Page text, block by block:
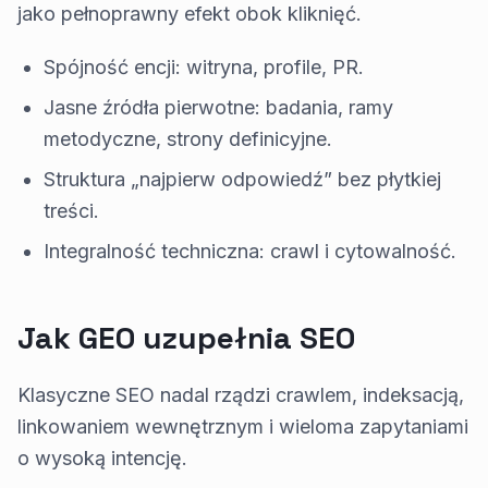
jako pełnoprawny efekt obok kliknięć.
Spójność encji: witryna, profile, PR.
Jasne źródła pierwotne: badania, ramy
metodyczne, strony definicyjne.
Struktura „najpierw odpowiedź” bez płytkiej
treści.
Integralność techniczna: crawl i cytowalność.
Jak GEO uzupełnia SEO
Klasyczne SEO nadal rządzi crawlem, indeksacją,
linkowaniem wewnętrznym i wieloma zapytaniami
o wysoką intencję.